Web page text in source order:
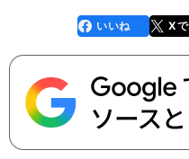
faceboo
k
いいね X